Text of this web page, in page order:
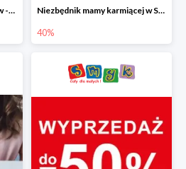
Cała wyprzedaż ubrań i butów -50% Niezbędnik mamy karmiącej w Smyku do -40%
40%